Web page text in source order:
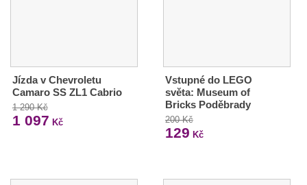
Jízda v Chevroletu
Camaro SS ZL1 Cabrio
1 290 Kč
1 097 Kč
Vstupné do LEGO
světa: Museum of
Bricks Poděbrady
200 Kč
129 Kč